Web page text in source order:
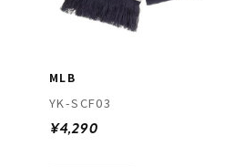
MLB
YK-SCF03
¥4,290